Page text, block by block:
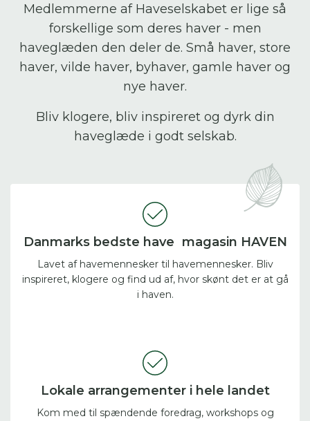
Medlemmerne af Haveselskabet er lige så
forskellige som deres haver - men
haveglæden den deler de. Små haver, store
haver, vilde haver, byhaver, gamle haver og
nye haver.
Bliv klogere, bliv inspireret og dyrk din
haveglæde i godt selskab.
Danmarks bedste have magasin HAVEN
Lavet af havemennesker til havemennesker. Bliv
inspireret, klogere og find ud af, hvor skønt det er at gå
i haven.
Lokale arrangementer i hele landet
Kom med til spændende foredrag, workshops og